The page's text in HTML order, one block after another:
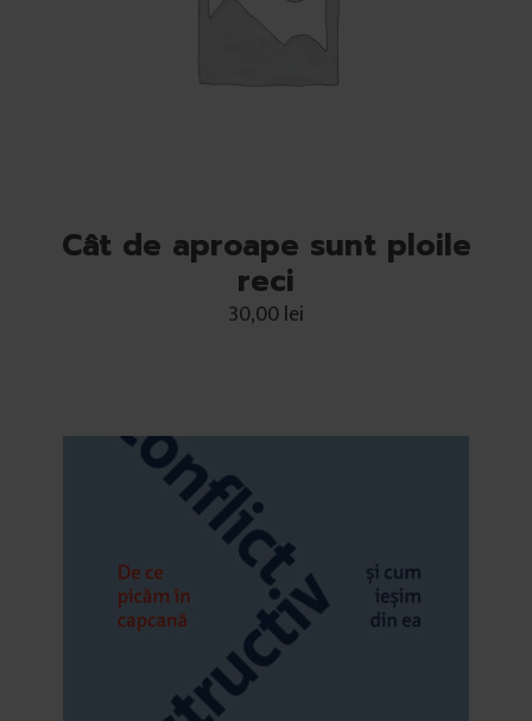
Cât de aproape sunt ploile
reci
30,00lei